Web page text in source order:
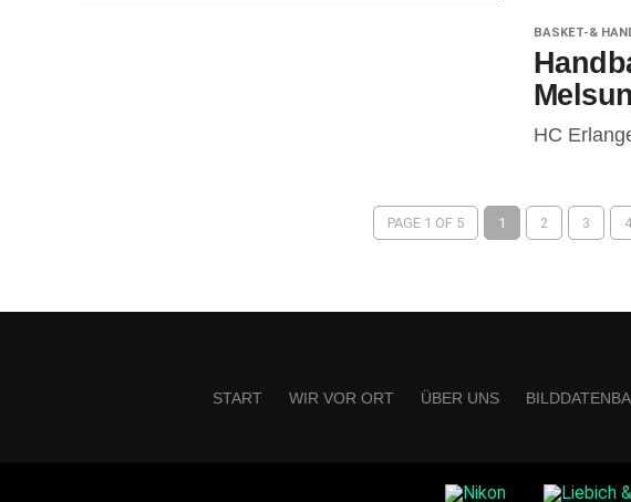
BASKET-&
HC
PAGE 1 OF 5 1 2 3 4
START WIR VOR ORT ÜBER UNS